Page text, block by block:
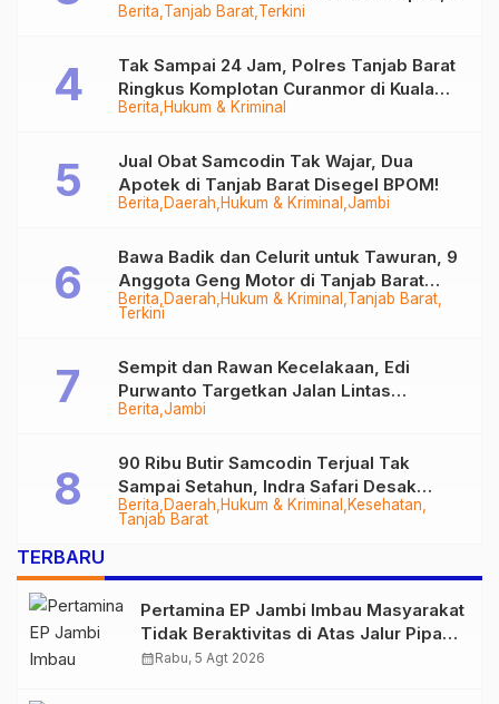
Berita Tanjab Barat Terkini
Juta
Berita Hukum & Kriminal
Tak Sampai 24 Jam, Polres Tanjab Barat
Ringkus Komplotan Curanmor di Kuala
Tungkal
Berita Daerah Hukum & Kriminal Jambi
Jual Obat Samcodin Tak Wajar, Dua
Apotek di Tanjab Barat Disegel BPOM!
Berita Daerah Hukum & Kriminal Tanjab Barat
Terkini
Bawa Badik dan Celurit untuk Tawuran, 9
Anggota Geng Motor di Tanjab Barat
Diringkus
Berita Jambi
Sempit dan Rawan Kecelakaan, Edi
Purwanto Targetkan Jalan Lintas
Tungkal-Jambi Mulus di 2028
Berita Daerah Hukum & Kriminal
Kesehatan
Tanjab Barat
90 Ribu Butir Samcodin Terjual Tak
Sampai Setahun, Indra Safari Desak
Audit Menyeluruh
TERBARU
Pertamina EP Jambi Imbau Masyarakat
Tidak Beraktivitas di Atas Jalur Pipa
Migas Demi Keselamatan Bersama
calendar_monthRabu, 5 Agt 2026